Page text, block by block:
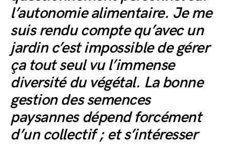
l’autonomie alimentaire. Je me
suis rendu compte qu’avec un
jardin c’est impossible de gérer
ça tout seul vu l’immense
diversité du végétal. La bonne
gestion des semences
paysannes dépend forcément
d’un collectif ; et s’intéresser